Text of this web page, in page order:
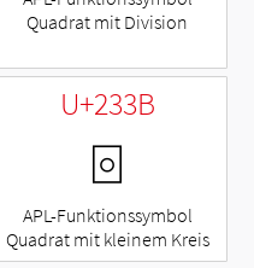
Quadrat mit Division
U+233B
⌻
APL-Funktionssymbol
Quadrat mit kleinem Kreis